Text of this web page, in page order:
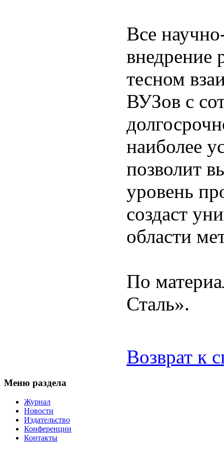
Все
внедрение
тесном
ВУЗов с
наиболее
позволит
уровень
создаст
области
По
Сталь».
Возврат к
Меню раздела
Журнал
Новости
Издательство
Конференции
Контакты